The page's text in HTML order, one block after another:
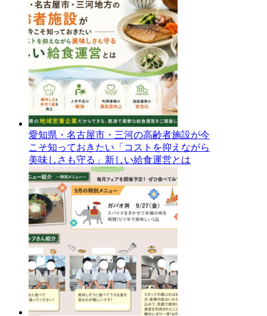
愛知県・名古屋市・三河の高齢者施設が今
こそ知っておきたい「コストを抑えながら
美味しさも守る」新しい給食運営とは